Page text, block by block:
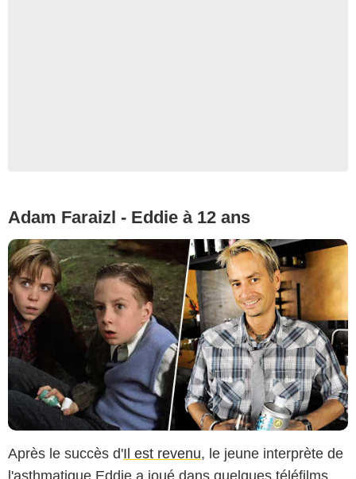
Adam Faraizl - Eddie à 12 ans
Après le succès d'Il est revenu, le jeune interprète de
l'asthmatique Eddie a joué dans quelques téléfilms